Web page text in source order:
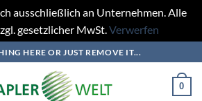
ausschließlich an Unternehmen. Alle
gesetzlicher MwSt.Verwerfen
HERE OR JUST REMOVE IT...
0